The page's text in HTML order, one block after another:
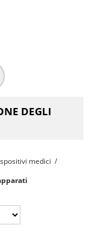
DEGLI
medici /